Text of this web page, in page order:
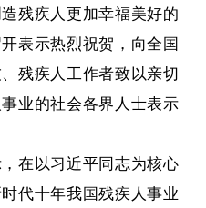
残疾人更加幸福美好的
表示热烈祝贺，向全国
残疾人工作者致以亲切
业的社会各界人士表示
以习近平同志为核心
代十年我国残疾人事业